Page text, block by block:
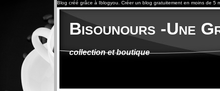
Blog créé grâce à Iblogyou Créer un blog gratuitement en moins de 5
Bisounours -Une
collection et boutique